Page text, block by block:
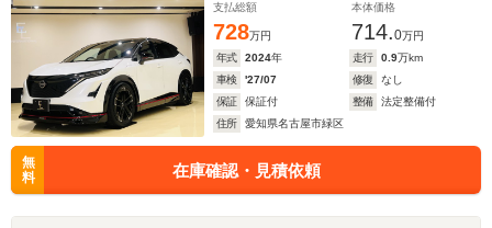
ドラレコ アラウンドビュー パワーバックドア ナ
ビ TV
支払総額
728万円
本体価格
714.0万円
年式
2024年 走行 0.9万km
車検
'27/07 修復
なし
保証
保証付 整備
法定整備付
住所
愛知県名古屋市緑区
無
料
在庫確認・見積依頼